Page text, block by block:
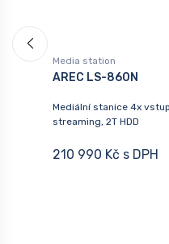
Media station
AREC LS-860N
Mediální stanice 4x
streaming, 2T HDD
210 990 Kč s DPH